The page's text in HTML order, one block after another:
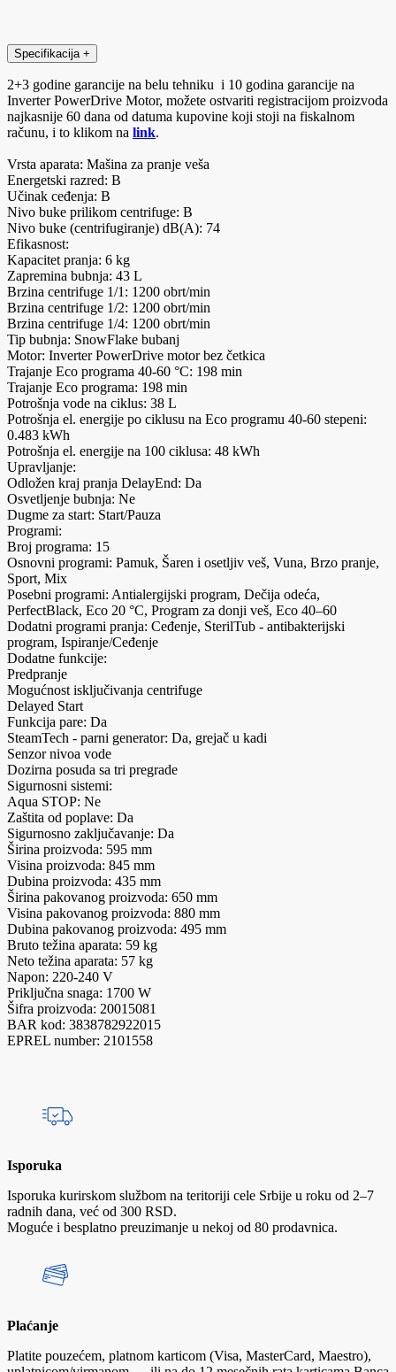
Specifikacija +
2+3 godine garancije na belu tehniku i 10 godina garancije na
Inverter PowerDrive Motor, možete ostvariti registracijom proizvoda
najkasnije 60 dana od datuma kupovine koji stoji na fiskalnom
računu, i to klikom na link.
Vrsta aparata: Mašina za pranje veša
Energetski razred: B
Učinak ceđenja: B
Nivo buke prilikom centrifuge: B
Nivo buke (centrifugiranje) dB(A): 74
Efikasnost:
Kapacitet pranja: 6 kg
Zapremina bubnja: 43 L
Brzina centrifuge 1/1: 1200 obrt/min
Brzina centrifuge 1/2: 1200 obrt/min
Brzina centrifuge 1/4: 1200 obrt/min
Tip bubnja: SnowFlake bubanj
Motor: Inverter PowerDrive motor bez četkica
Trajanje Eco programa 40-60 °C: 198 min
Trajanje Eco programa: 198 min
Potrošnja vode na ciklus: 38 L
Potrošnja el. energije po ciklusu na Eco programu 40-60 stepeni:
0.483 kWh
Potrošnja el. energije na 100 ciklusa: 48 kWh
Upravljanje:
Odložen kraj pranja DelayEnd: Da
Osvetljenje bubnja: Ne
Dugme za start: Start/Pauza
Programi:
Broj programa: 15
Osnovni programi: Pamuk, Šaren i osetljiv veš, Vuna, Brzo pranje,
Sport, Mix
Posebni programi: Antialergijski program, Dečija odeća,
PerfectBlack, Eco 20 °C, Program za donji veš, Eco 40–60
Dodatni programi pranja: Ceđenje, SterilTub - antibakterijski
program, Ispiranje/Ceđenje
Dodatne funkcije:
Predpranje
Mogućnost isključivanja centrifuge
Delayed Start
Funkcija pare: Da
SteamTech - parni generator: Da, grejač u kadi
Senzor nivoa vode
Dozirna posuda sa tri pregrade
Sigurnosni sistemi:
Aqua STOP: Ne
Zaštita od poplave: Da
Sigurnosno zaključavanje: Da
Širina proizvoda: 595 mm
Visina proizvoda: 845 mm
Dubina proizvoda: 435 mm
Širina pakovanog proizvoda: 650 mm
Visina pakovanog proizvoda: 880 mm
Dubina pakovanog proizvoda: 495 mm
Bruto težina aparata: 59 kg
Neto težina aparata: 57 kg
Napon: 220-240 V
Priključna snaga: 1700 W
Šifra proizvoda: 20015081
BAR kod: 3838782922015
EPREL number: 2101558
Isporuka
Isporuka kurirskom službom na teritoriji cele Srbije u roku od 2–7
radnih dana, već od 300 RSD.
Moguće i besplatno preuzimanje u nekoj od 80 prodavnica.
Plaćanje
Platite pouzećem, platnom karticom (Visa, MasterCard, Maestro),